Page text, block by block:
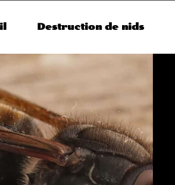
Destruction de nids